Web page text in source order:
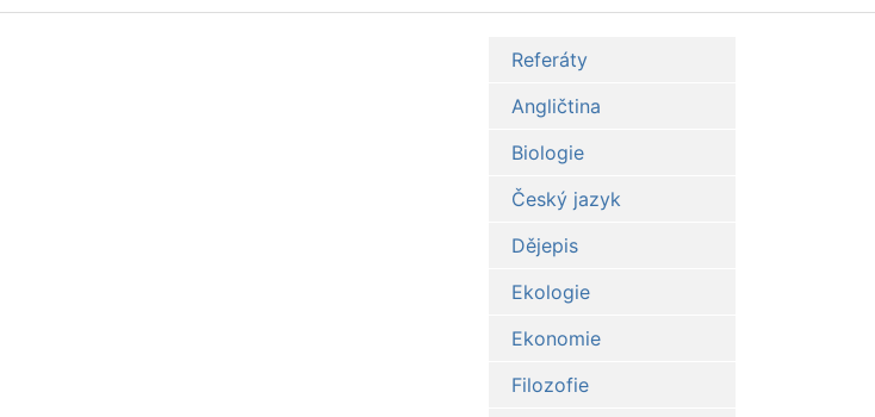
Referáty
Angličtina
Biologie
Český jazyk
Dějepis
Ekologie
Ekonomie
Filozofie